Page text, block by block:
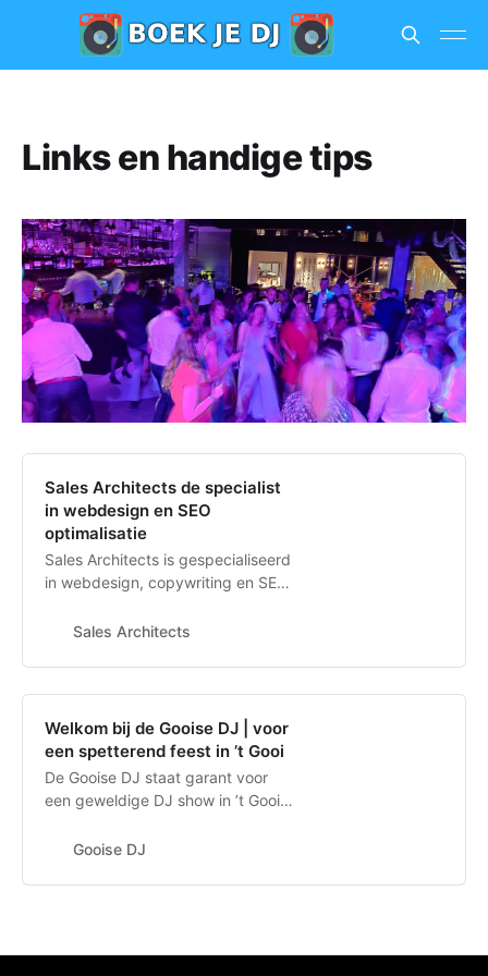
Links en handige tips
Sales Architects de specialist
in webdesign en SEO
optimalisatie
Sales Architects is gespecialiseerd
in webdesign, copywriting en SEO.
creëren van boeiende,
Sales Architects
Welkom bij de Gooise DJ | voor
een spetterend feest in ’t Gooi
De Gooise DJ staat garant voor
een geweldige DJ show in ’t Gooi
Voorgesprek en wensenlijst zijn
Gooise DJ